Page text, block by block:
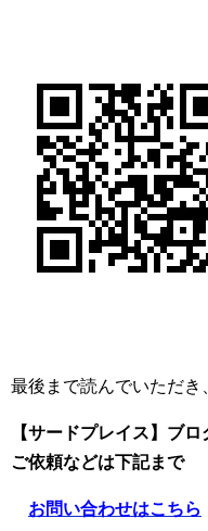
最後まで読んでいただき
【サードプレイス】ブ
ご依頼などは下記まで
お問い合わせはこちら